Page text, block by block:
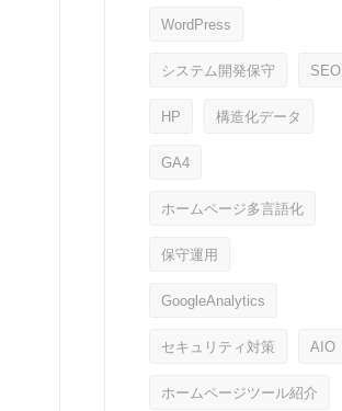
WordPress
システム開発保守 SEO
HP 構造化データ
GA4
ホームページ多言語化
保守運用
GoogleAnalytics
セキュリティ対策 AIO
ホームページツール紹介